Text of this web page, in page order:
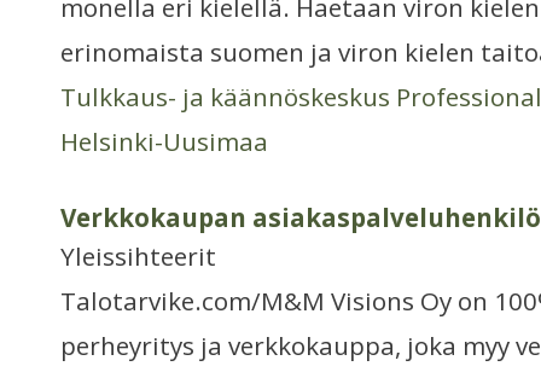
monella eri kielellä. Haetaan viron
erinomaista suomen ja viron kielen
Tulkkaus- ja käännöskeskus
Helsinki-Uusimaa
Verkkokaupan
Yleissihteerit
Talotarvike.com/M&M Visions Oy on
perheyritys ja verkkokauppa, joka myy